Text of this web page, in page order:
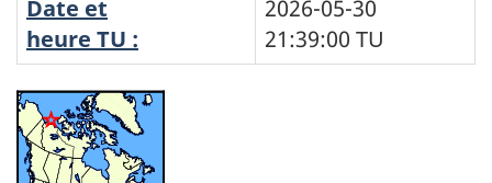
Date et
heure TU :
2026-05-30
21:39:00 TU